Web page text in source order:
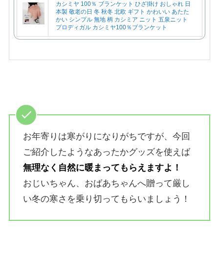
カシミヤ 100％ ブランケット ひざ掛け おしゃれ 日
本製 敬老の日 冬 秋冬 北欧 ギフト かわいい あたた
かい シンプル 無地 柄 カシミア ニット 五泉ニット
プロディガル カシミヤ100％ブランケット
お年寄りは寒がりになりがちですが、今回
ご紹介したようなあったかグッズを使えば
無理なく自然に暖まってもらえますよ！
おじいちゃん、おばあちゃんへ贈って厳し
い冬の寒さを乗り切ってもらいましょう！